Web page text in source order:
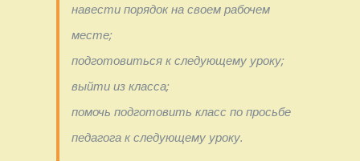
навести порядок на своем рабочем
месте;
подготовиться к следующему уроку;
выйти из класса;
помочь подготовить класс по просьбе
педагога к следующему уроку.